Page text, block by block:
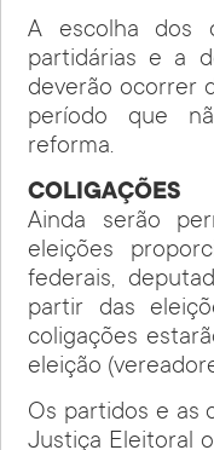
A escolha dos
partidárias e a
deverão ocorrer
período que
reforma.
COLIGAÇÕES
Ainda serão
eleições
federais,
partir das
coligações
eleição
Os partidos e as
Justiça Eleitoral